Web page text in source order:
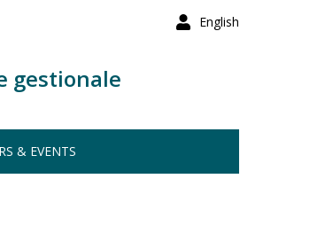
English
gestionale
& EVENTS